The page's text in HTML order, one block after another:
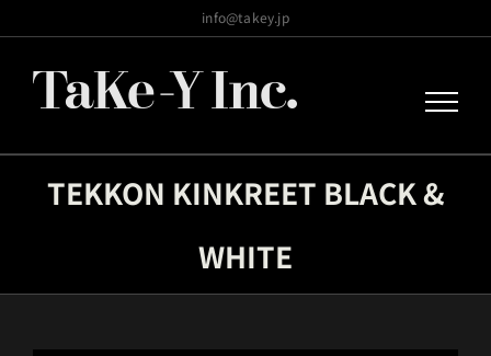
content
info@takey.jp
TEKKON KINKREET BLACK &
WHITE